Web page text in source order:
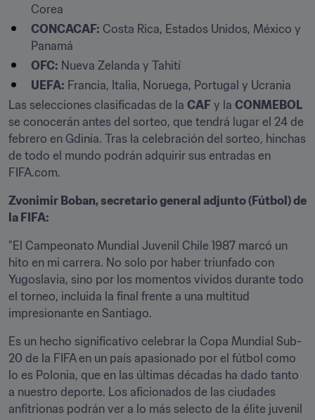
Corea
CONCACAF: Costa Rica, Estados Unidos, México y
Panamá
OFC: Nueva Zelanda y Tahití
UEFA: Francia, Italia, Noruega, Portugal y Ucrania
Las selecciones clasificadas de la CAF y la CONMEBOL
se conocerán antes del sorteo, que tendrá lugar el 24 de
febrero en Gdinia. Tras la celebración del sorteo, hinchas
de todo el mundo podrán adquirir sus entradas en
FIFA.com.
Zvonimir Boban, secretario general adjunto (Fútbol) de
la FIFA:
"El Campeonato Mundial Juvenil Chile 1987 marcó un
hito en mi carrera. No solo por haber triunfado con
Yugoslavia, sino por los momentos vividos durante todo
el torneo, incluida la final frente a una multitud
impresionante en Santiago.
Es un hecho significativo celebrar la Copa Mundial Sub-
20 de la FIFA en un país apasionado por el fútbol como
lo es Polonia, que en las últimas décadas ha dado tanto
a nuestro deporte. Los aficionados de las ciudades
anfitrionas podrán ver a lo más selecto de la élite juvenil